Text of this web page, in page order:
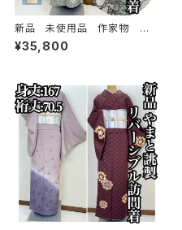
新品 未使用品 作家物 絞り
染め【辻ヶ花 】訪問着 正絹 袷 s
778
¥35,800